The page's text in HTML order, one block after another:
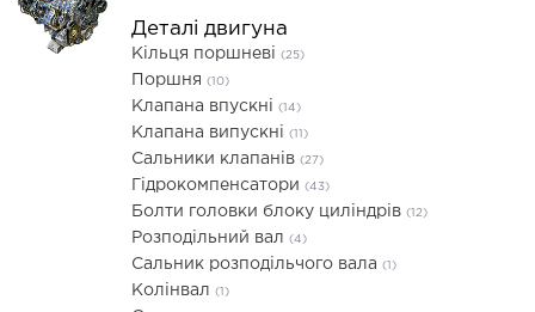
Деталі двигуна
Кільця поршневі (25)
Поршня (10)
Клапана впускні (14)
Клапана випускні (11)
Сальники клапанів (27)
Гідрокомпенсатори (43)
Болти головки блоку циліндрів (12)
Розподільний вал (4)
Сальник розподільчого вала (1)
Колінвал (1)